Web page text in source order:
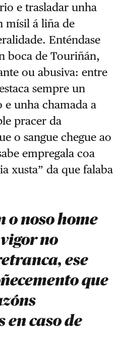
e trasladar unha
mísil á liña de
Enténdase
boca de Touriñán,
ou abusiva: entre
sempre un
unha chamada a
pracer da
o sangue chegue ao
empregala coa
xusta” da que falaba
o noso home
no
ese
que
en caso de